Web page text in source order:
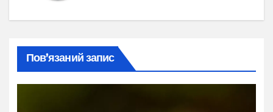
Пов’язаний запис